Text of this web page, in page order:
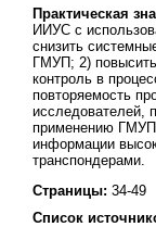
Практическая
ИИУС с
снизить
ГМУП; 2) повысить
контроль в
повторяемость
исследователей,
применению ГМУП
информации
транспондерами.
Страницы: 34-49
Список